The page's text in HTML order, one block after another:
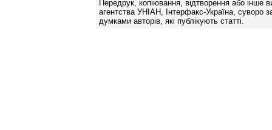
Передрук, копіювання, відтворення або інше
агентства УНІАН, Інтерфакс-Україна, суворо
думками авторів, які публікують статті.